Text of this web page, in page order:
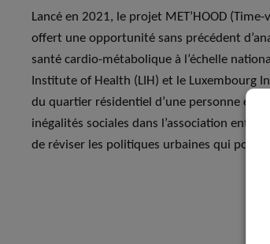
Lancé en 2021, le projet MET’HOOD
offert une opportunité sans précédent
santé cardio-métabolique à l’échelle
Institute of Health (LIH) et le Luxembourg
du quartier résidentiel d’une personne et
inégalités sociales dans l’association
de réviser les politiques urbaines qui